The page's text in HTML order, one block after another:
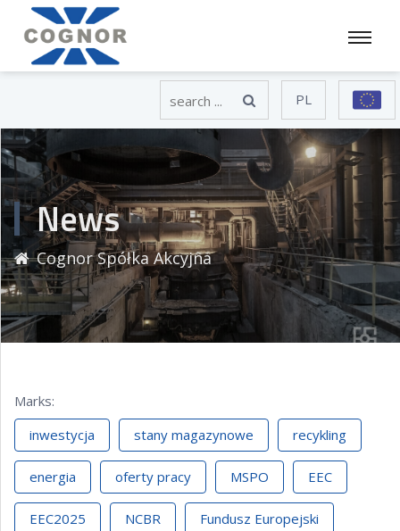
PL
News
Cognor Spółka Akcyjna
Marks:
inwestycja
stany magazynowe recykling
energia oferty pracy MSPO EEC
EEC2025 NCBR Fundusz Europejski